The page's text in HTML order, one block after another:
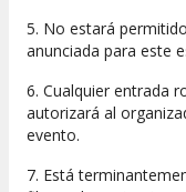
5. No estará
anunciada para este
6. Cualquier entrada
autorizará al
evento.
7. Está